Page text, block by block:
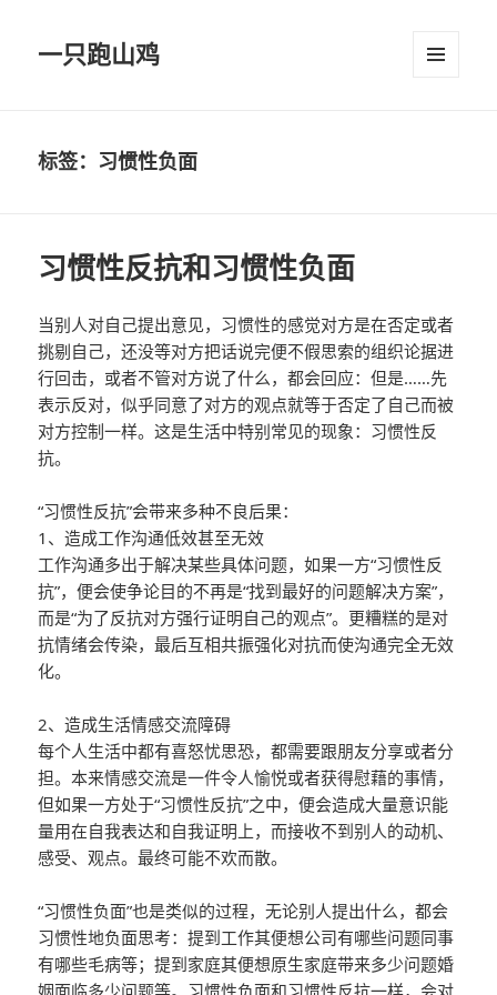
一只跑山鸡
标签：习惯性负面
习惯性反抗和习惯性负面
当别人对自己提出意见，习惯性的感觉对方是在否定或者
挑剔自己，还没等对方把话说完便不假思索的组织论据进
行回击，或者不管对方说了什么，都会回应：但是……先
表示反对，似乎同意了对方的观点就等于否定了自己而被
对方控制一样。这是生活中特别常见的现象：习惯性反
抗。
“习惯性反抗”会带来多种不良后果：
1、造成工作沟通低效甚至无效
工作沟通多出于解决某些具体问题，如果一方“习惯性反
抗”，便会使争论目的不再是“找到最好的问题解决方案”，
而是“为了反抗对方强行证明自己的观点”。更糟糕的是对
抗情绪会传染，最后互相共振强化对抗而使沟通完全无效
化。
2、造成生活情感交流障碍
每个人生活中都有喜怒忧思恐，都需要跟朋友分享或者分
担。本来情感交流是一件令人愉悦或者获得慰藉的事情，
但如果一方处于“习惯性反抗”之中，便会造成大量意识能
量用在自我表达和自我证明上，而接收不到别人的动机、
感受、观点。最终可能不欢而散。
“习惯性负面”也是类似的过程，无论别人提出什么，都会
习惯性地负面思考：提到工作其便想公司有哪些问题同事
有哪些毛病等；提到家庭其便想原生家庭带来多少问题婚